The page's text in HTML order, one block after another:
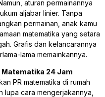
aturan permainannya
aljabar linier. Tanpa
permainan, anak kamu
matematika yang setara
Grafis dan kelancarannya
lama memainkannya.
Matematika 24 Jam
PR matematika di rumah
lupa cara mengerjakannya,